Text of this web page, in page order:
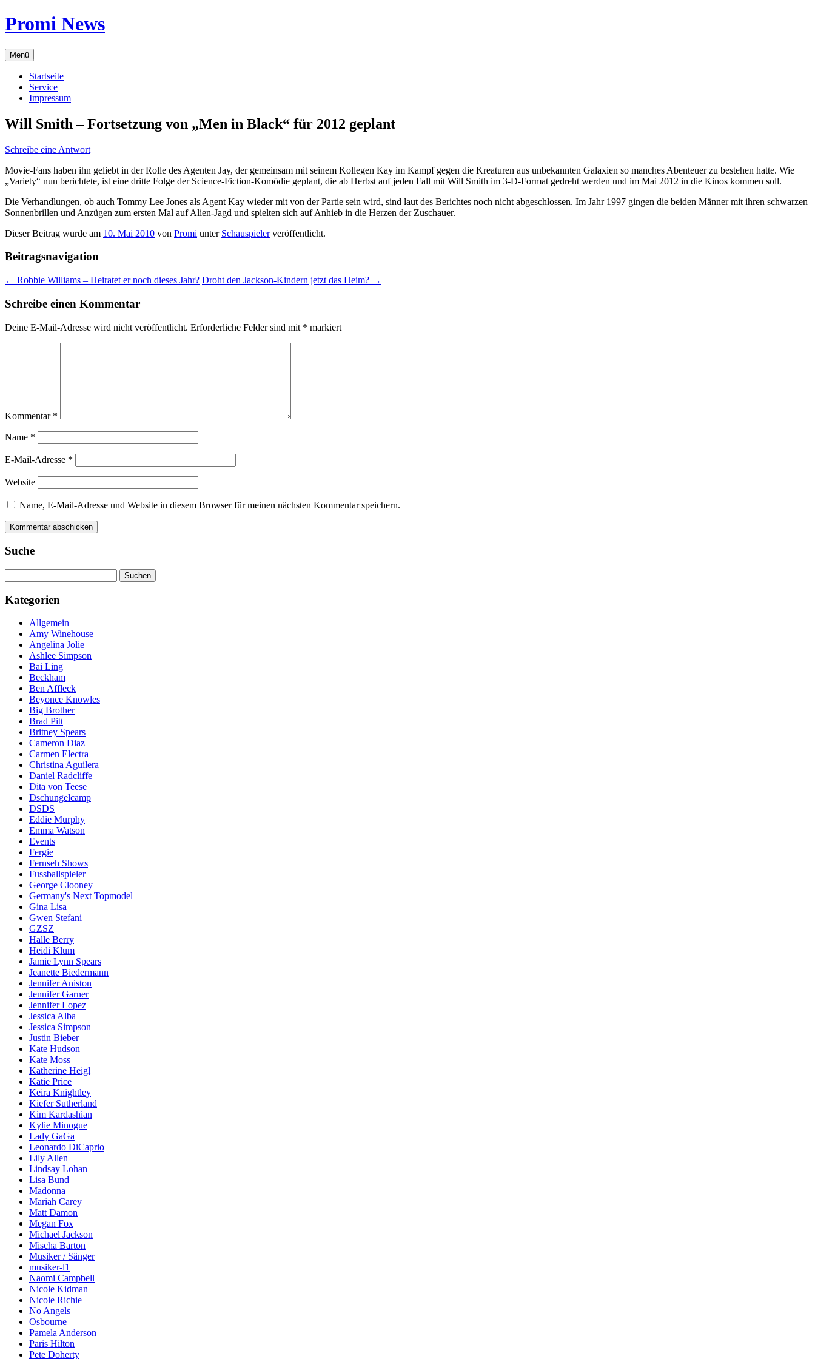
Zum
Inhalt
Promi News
Menü
Startseite
Service
Impressum
Will Smith – Fortsetzung von „Men in Black“ für 2012 geplant
Schreibe eine Antwort
Movie-Fans haben ihn geliebt in der Rolle des Agenten Jay, der gemeinsam mit seinem Kollegen Kay im Kampf gegen die Kreaturen aus unbekannten Galaxien so manches Abenteuer zu bestehen hatte. Wie
„Variety“ nun berichtete, ist eine dritte Folge der Science-Fiction-Komödie geplant, die ab Herbst auf jeden Fall mit Will Smith im 3-D-Format gedreht werden und im Mai 2012 in die Kinos kommen soll.
Die Verhandlungen, ob auch Tommy Lee Jones als Agent Kay wieder mit von der Partie sein wird, sind laut des Berichtes noch nicht abgeschlossen. Im Jahr 1997 gingen die beiden Männer mit ihren schwarzen
Sonnenbrillen und Anzügen zum ersten Mal auf Alien-Jagd und spielten sich auf Anhieb in die Herzen der Zuschauer.
Dieser Beitrag wurde am 10. Mai 2010 von Promi unter Schauspielerveröffentlicht.
Beitragsnavigation
← Robbie Williams – Heiratet er noch dieses Jahr? Droht den Jackson-Kindern jetzt das Heim? →
Schreibe einen Kommentar
Deine E-Mail-Adresse wird nicht veröffentlicht. Erforderliche Felder sind mit * markiert
Kommentar *
Name *
E-Mail-Adresse *
Website
Name, E-Mail-Adresse und Website in diesem Browser für meinen nächsten Kommentar speichern.
Suche
nach:
Kategorien
Allgemein
Amy Winehouse
Angelina Jolie
Ashlee Simpson
Bai Ling
Beckham
Ben Affleck
Beyonce Knowles
Big Brother
Brad Pitt
Britney Spears
Cameron Diaz
Carmen Electra
Christina Aguilera
Daniel Radcliffe
Dita von Teese
Dschungelcamp
DSDS
Eddie Murphy
Emma Watson
Events
Fergie
Fernseh Shows
Fussballspieler
George Clooney
Germany's Next Topmodel
Gina Lisa
Gwen Stefani
GZSZ
Halle Berry
Heidi Klum
Jamie Lynn Spears
Jeanette Biedermann
Jennifer Aniston
Jennifer Garner
Jennifer Lopez
Jessica Alba
Jessica Simpson
Justin Bieber
Kate Hudson
Kate Moss
Katherine Heigl
Katie Price
Keira Knightley
Kiefer Sutherland
Kim Kardashian
Kylie Minogue
Lady GaGa
Leonardo DiCaprio
Lily Allen
Lindsay Lohan
Lisa Bund
Madonna
Mariah Carey
Matt Damon
Megan Fox
Michael Jackson
Mischa Barton
Musiker / Sänger
musiker-l1
Naomi Campbell
Nicole Kidman
Nicole Richie
No Angels
Osbourne
Pamela Anderson
Paris Hilton
Pete Doherty